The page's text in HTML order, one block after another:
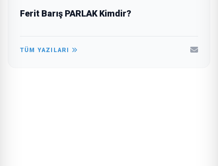
Ferit Barış PARLAK Kimdir?
TÜM YAZILARI